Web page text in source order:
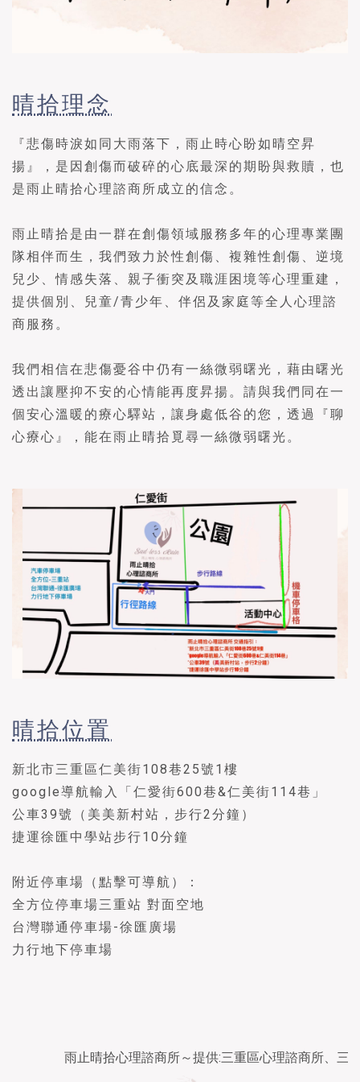
晴拾理念
『悲傷時淚如同大雨落下，雨止時心盼如晴空昇
揚』，是因創傷而破碎的心底最深的期盼與救贖，也
是雨止晴拾心理諮商所成立的信念。
雨止晴拾是由一群在創傷領域服務多年的心理專業團
隊相伴而生，我們致力於性創傷、複雜性創傷、逆境
兒少、情感失落、親子衝突及職涯困境等心理重建，
提供個別、兒童/青少年、伴侶及家庭等全人心理諮
商服務。
我們相信在悲傷憂谷中仍有一絲微弱曙光，藉由曙光
透出讓壓抑不安的心情能再度昇揚。請與我們同在一
個安心溫暖的療心驛站，讓身處低谷的您，透過『聊
心療心』，能在雨止晴拾覓尋一絲微弱曙光。
晴拾位置
新北市三重區仁美街108巷25號1樓
google導航輸入「仁愛街600巷&仁美街114巷」
公車39號（美美新村站，步行2分鐘）
捷運徐匯中學站步行10分鐘
附近停車場（點擊可導航）：
全方位停車場三重站 對面空地
台灣聯通停車場-徐匯廣場
力行地下停車場
雨止晴拾心理諮商所～提供:三重區心理諮商所、三